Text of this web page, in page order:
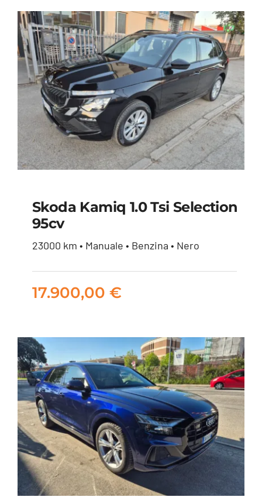
Skoda Kamiq 1.0 tsi
17.900,00
Skoda Kamiq 1.0 Tsi Selection
95cv
23000 km • Manuale • Benzina • Nero
17.900,00 €